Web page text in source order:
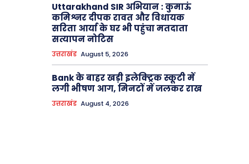
Uttarakhand SIR अभियान : कुमाऊं
कमिश्नर दीपक रावत और विधायक
सरिता आर्या के घर भी पहुंचा मतदाता
सत्यापन नोटिस
उत्तराखंड August 5, 2026
Bank के बाहर खड़ी इलेक्ट्रिक स्कूटी में
लगी भीषण आग, मिनटों में जलकर राख
उत्तराखंड August 4, 2026